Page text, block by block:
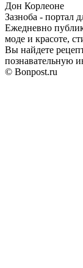
Дон Корлеоне
Зазноба - портал
Ежедневно
моде и красоте,
Вы найдете
познавательную
© Bonpost.ru